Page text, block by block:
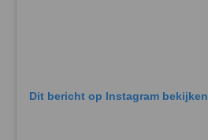
Dit bericht op Instagram bekijken